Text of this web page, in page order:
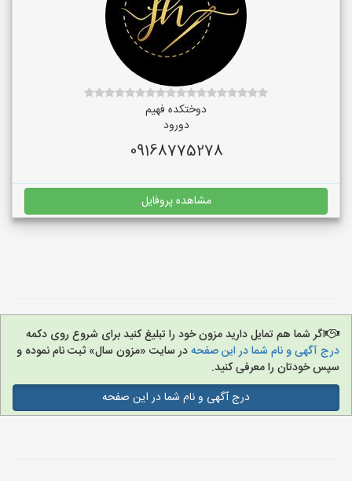
دوختکده فهیم
دورود
09168775278
مشاهده پروفایل
اگر شما هم تمایل دارید مزون خود را تبلیغ کنید برای شروع روی دکمه
درج آگهی و نام شما در این صفحهدر سایت «مزون سال» ثبت نام نموده و
سپس خودتان را معرفی کنید.
درج آگهی و نام شما در این صفحه